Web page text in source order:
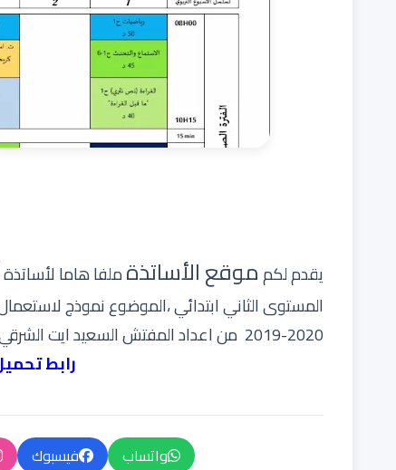
يقدم لكمموقع الأساتذةملفا هاما لأساتذة
المستوىالثانيابتدائي،الموضوع نموذج ل
2020-2019 من اعداد المفتش السعيد ايت الشرقي مشكورا.
رابط
واتساب فيسبوك